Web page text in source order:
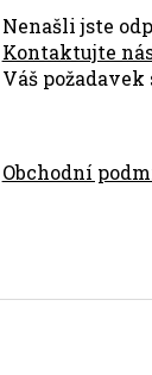
Nenašli jste
Kontaktujte
Váš
Obchodní